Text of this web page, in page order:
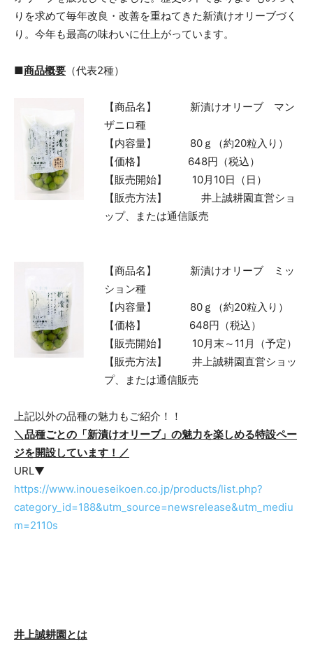
りを求めて毎年改良・改善を重ねてきた新漬けオリーブづく
り。今年も最高の味わいに仕上がっています。
■商品概要 （代表2種）
【商品名】 新漬けオリーブ マン
ザニロ種
【内容量】 80ｇ（約20粒入り）
【価格】 648円（税込）
【販売開始】 10月10日（日）
【販売方法】 井上誠耕園直営ショ
ップ、または通信販売
【商品名】 新漬けオリーブ ミッ
ション種
【内容量】 80ｇ（約20粒入り）
【価格】 648円（税込）
【販売開始】 10月末～11月（予定）
【販売方法】 井上誠耕園直営ショッ
プ、または通信販売
上記以外の品種の魅力もご紹介！！
＼品種ごとの「新漬けオリーブ」の魅力を楽しめる特設ペー
ジを開設しています！／
URL▼
https://www.inoueseikoen.co.jp/products/list.php?
category_id=188&utm_source=newsrelease&utm_mediu
m=2110s
井上誠耕園とは